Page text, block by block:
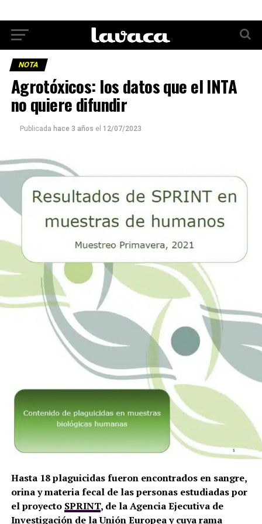
NOTA
Agrotóxicos: los datos que el INTA
no quiere difundir
Publicada hace 3 años el 12/07/2023
Hasta 18 plaguicidas fueron encontrados en sangre,
orina y materia fecal de las personas estudiadas por
el proyecto SPRINT, de la Agencia Ejecutiva de
Investigación de la Unión Europea y cuya rama